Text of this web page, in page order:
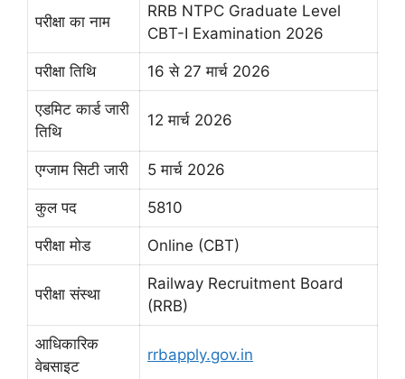
परीक्षा का नाम
RRB NTPC Graduate Level
CBT-I Examination 2026
परीक्षा तिथि 16 से 27 मार्च 2026
एडमिट कार्ड जारी
तिथि
12 मार्च 2026
एग्जाम सिटी जारी 5 मार्च 2026
कुल पद 5810
परीक्षा मोड Online (CBT)
परीक्षा संस्था
Railway Recruitment Board
(RRB)
आधिकारिक
वेबसाइट
rrbapply.gov.in